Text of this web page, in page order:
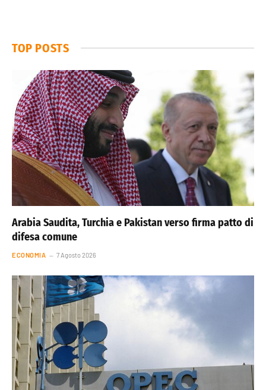
TOP POSTS
Arabia Saudita, Turchia e Pakistan verso firma patto di
difesa comune
ECONOMIA 7 Agosto 2026